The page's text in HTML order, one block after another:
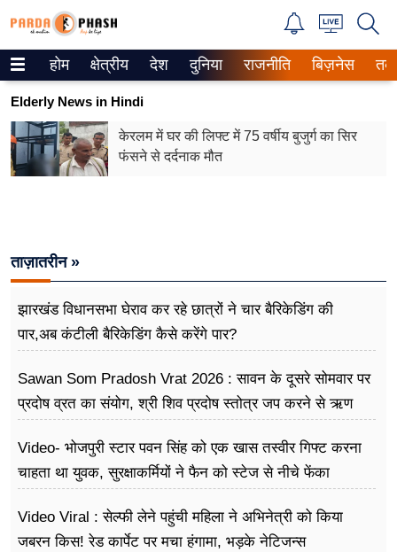
Trending on Google News
ePaper
वेब स्टोरीज
वीडियो
रिलेशनशिप
फूड
सेहत
ब्‍यूटी
जॉब्स
होम क्षेत्रीय देश दुनिया राजनीति बिज़नेस
Elderly News in Hindi
केरलम में घर की लिफ्ट में 75 वर्षीय बुजुर्ग का सिर
फंसने से दर्दनाक मौत
ताज़ातरीन »
झारखंड विधानसभा घेराव कर रहे छात्रों ने चार बैरिकेडिंग की
पार,अब कंटीली बैरिकेडिंग कैसे करेंगे पार?
Sawan Som Pradosh Vrat 2026 : सावन के दूसरे सोमवार पर
प्रदोष व्रत का संयोग, श्री शिव प्रदोष स्तोत्र जप करने से ऋण
Video- भोजपुरी स्टार पवन सिंह को एक खास तस्वीर गिफ्ट करना
चाहता था युवक, सुरक्षाकर्मियों ने फैन को स्टेज से नीचे फेंका
Video Viral : सेल्फी लेने पहुंची महिला ने अभिनेत्री को किया
जबरन किस! रेड कार्पेट पर मचा हंगामा, भड़के नेटिजन्स